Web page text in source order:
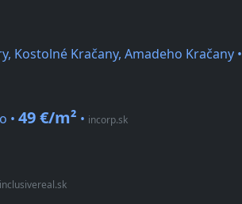
Kostolné Kračany, Amadeho Kračany •
• 49 €/m² • incorp.sk